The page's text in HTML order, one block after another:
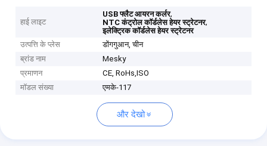
हाई लाइट
USB फ्लैट आयरन कर्लर,
NTC कंट्रोल कॉर्डलेस हेयर स्ट्रेटनर,
इलेक्ट्रिक कॉर्डलेस हेयर स्ट्रेटनर
उत्पत्ति के प्लेस
डोंगगुआन, चीन
ब्रांड नाम
Mesky
प्रमाणन
CE, RoHs,ISO
मॉडल संख्या
एमके-117
और देखो